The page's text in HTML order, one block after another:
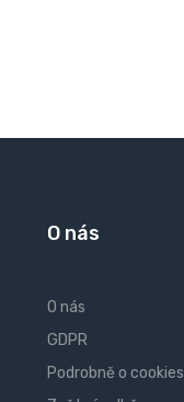
O nás
O nás
GDPR
Podrobně o cookies